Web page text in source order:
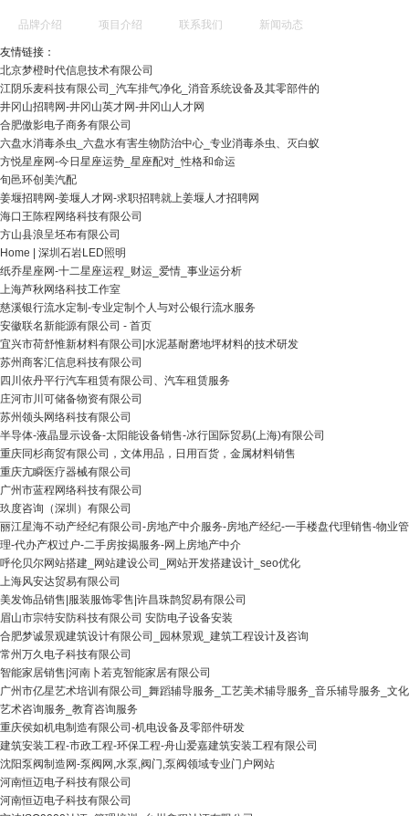
品牌介绍 项目介绍 联系我们 新闻动态
友情链接：
北京梦橙时代信息技术有限公司
江阴乐麦科技有限公司_汽车排气净化_消音系统设备及其零部件的
井冈山招聘网-井冈山英才网-井冈山人才网
合肥傲影电子商务有限公司
六盘水消毒杀虫_六盘水有害生物防治中心_专业消毒杀虫、灭白蚁
方悦星座网-今日星座运势_星座配对_性格和命运
旬邑环创美汽配
姜堰招聘网-姜堰人才网-求职招聘就上姜堰人才招聘网
海口王陈程网络科技有限公司
方山县浪呈坯布有限公司
Home | 深圳石岩LED照明
纸乔星座网-十二星座运程_财运_爱情_事业运分析
上海芦秋网络科技工作室
慈溪银行流水定制-专业定制个人与对公银行流水服务
安徽联名新能源有限公司 - 首页
宜兴市荷舒惟新材料有限公司|水泥基耐磨地坪材料的技术研发
苏州商客汇信息科技有限公司
四川依丹平行汽车租赁有限公司、汽车租赁服务
庄河市川可储备物资有限公司
苏州领头网络科技有限公司
半导体-液晶显示设备-太阳能设备销售-冰行国际贸易(上海)有限公司
重庆同杉商贸有限公司，文体用品，日用百货，金属材料销售
重庆亢瞬医疗器械有限公司
广州市蓝程网络科技有限公司
玖度咨询（深圳）有限公司
丽江星海不动产经纪有限公司-房地产中介服务-房地产经纪-一手楼盘代理销售-物业管
理-代办产权过户-二手房按揭服务-网上房地产中介
呼伦贝尔网站搭建_网站建设公司_网站开发搭建设计_seo优化
上海风安达贸易有限公司
美发饰品销售|服装服饰零售|许昌珠鹊贸易有限公司
眉山市宗特安防科技有限公司 安防电子设备安装
合肥梦诚景观建筑设计有限公司_园林景观_建筑工程设计及咨询
常州万久电子科技有限公司
智能家居销售|河南卜若克智能家居有限公司
广州市亿星艺术培训有限公司_舞蹈辅导服务_工艺美术辅导服务_音乐辅导服务_文化
艺术咨询服务_教育咨询服务
重庆侯如机电制造有限公司-机电设备及零部件研发
建筑安装工程-市政工程-环保工程-舟山爱嘉建筑安装工程有限公司
沈阳泵阀制造网-泵阀网,水泵,阀门,泵阀领域专业门户网站
河南恒迈电子科技有限公司
河南恒迈电子科技有限公司